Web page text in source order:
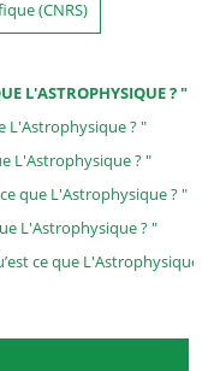
(CNRS)
L'ASTROPHYSIQUE ? "
L'Astrophysique ? "
L'Astrophysique ? "
ce que L'Astrophysique ? "
L'Astrophysique ? "
ce que L'Astrophysique